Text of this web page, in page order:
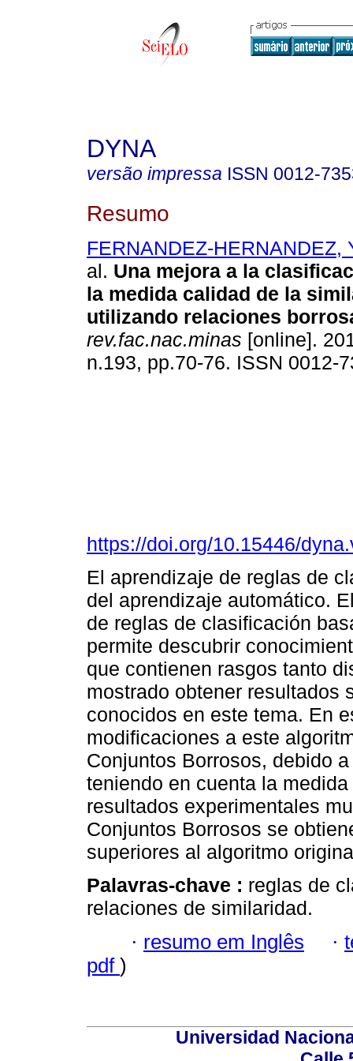
DYNA
versão impressa ISSN 0012-
Resumo
FERNANDEZ-HERNANDEZ,
al. Una mejora a la
la medida calidad de la
utilizando relaciones
rev.fac.nac.minas [online].
n.193, pp.70-76. ISSN 0012-
https://doi.org/10.15446/
El aprendizaje de reglas de
del aprendizaje automático.
de reglas de clasificación
permite descubrir
que contienen rasgos tanto
mostrado obtener resultados
conocidos en este tema. En
modificaciones a este
Conjuntos Borrosos, debido
teniendo en cuenta la
resultados experimentales
Conjuntos Borrosos se
superiores al algoritmo
Palavras-chave : reglas de
relaciones de similaridad.
· resumo em Inglês ·
pdf )
Universidad